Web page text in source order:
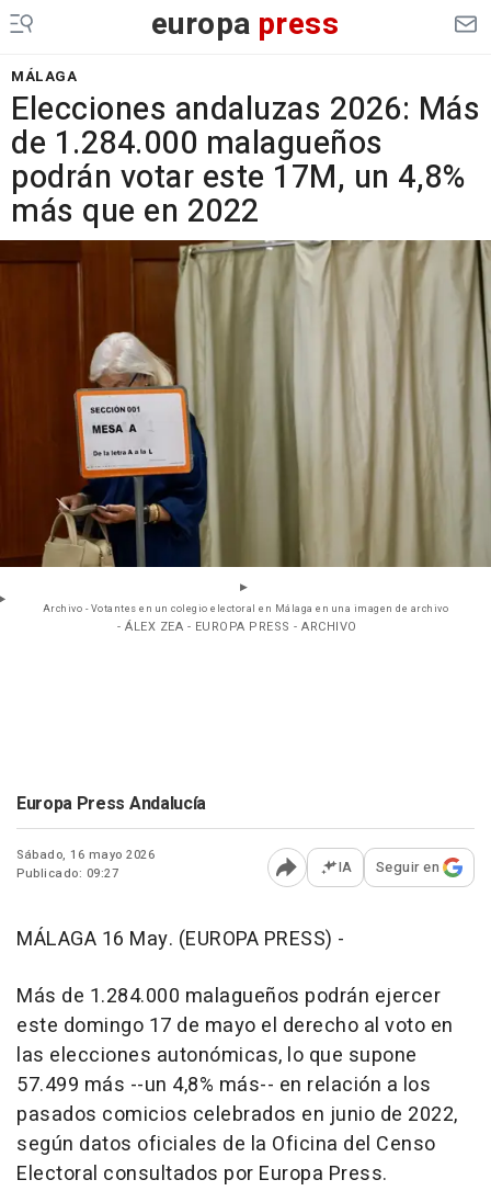
europa press
MÁLAGA
Elecciones andaluzas 2026: Más
de 1.284.000 malagueños
podrán votar este 17M, un 4,8%
más que en 2022
Archivo - Votantes en un colegio electoral en Málaga en una imagen de archivo
- ÁLEX ZEA - EUROPA PRESS - ARCHIVO
Europa Press Andalucía
Sábado, 16 mayo 2026
Publicado: 09:27
Abrir opciones para
IA Seguir en
MÁLAGA 16 May. (EUROPA PRESS) -
Más de 1.284.000 malagueños podrán ejercer
este domingo 17 de mayo el derecho al voto en
las elecciones autonómicas, lo que supone
57.499 más --un 4,8% más-- en relación a los
pasados comicios celebrados en junio de 2022,
según datos oficiales de la Oficina del Censo
Electoral consultados por Europa Press.